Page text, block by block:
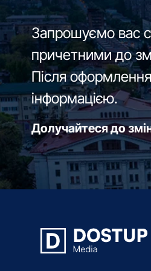
Запрошуємо вас
причетними до
Після
інформацією.
Долучайтеся до